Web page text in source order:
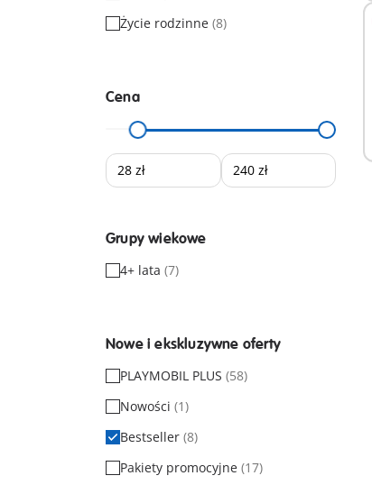
Życie rodzinne (8)
Cena
Grupy wiekowe
4+ lata (7)
Nowe i ekskluzywne oferty
PLAYMOBIL PLUS (58)
Nowości (1)
Bestseller (8)
Pakiety promocyjne (17)